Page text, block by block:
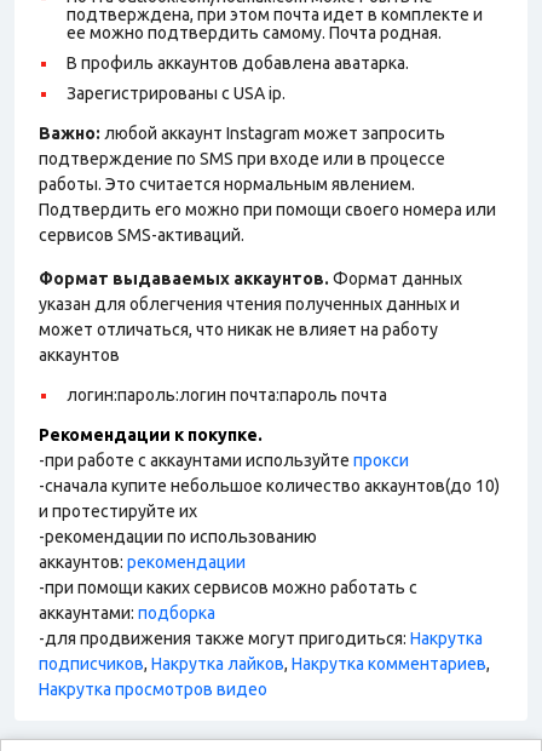
подтверждена, при этом почта идет в комплекте и
ее можно подтвердить самому. Почта родная.
В профиль аккаунтов добавлена аватарка.
Зарегистрированы с USA ip.
Важно: любой аккаунт Instagram может запросить
подтверждение по SMS при входе или в процессе
работы. Это считается нормальным явлением.
Подтвердить его можно при помощи своего номера или
сервисов SMS-активаций.
Формат выдаваемых аккаунтов. Формат данных
указан для облегчения чтения полученных данных и
может отличаться, что никак не влияет на работу
аккаунтов
логин:пароль:логин почта:пароль почта
Рекомендации к покупке.
-при работе с аккаунтами используйте прокси
-сначала купите небольшое количество аккаунтов(до 10)
и протестируйте их
-рекомендации по использованию
аккаунтов: рекомендации
-при помощи каких сервисов можно работать с
аккаунтами: подборка
-для продвижения также могут пригодиться: Накрутка
подписчиков, Накрутка лайков, Накрутка комментариев,
Накрутка просмотров видео